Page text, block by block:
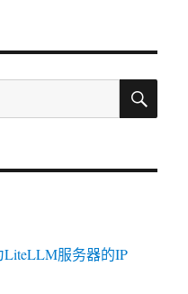
搜
服务器的IP